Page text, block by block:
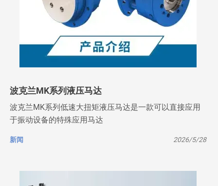
波克兰MK系列液压马达
波克兰MK系列低速大扭矩液压马达是一款可以直接应用
于振动设备的特殊应用马达
新闻 2026/5/28